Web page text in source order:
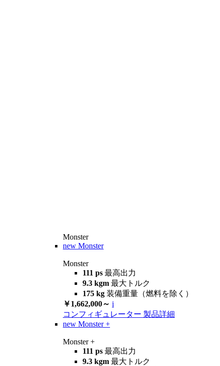
Monster
new Monster
Monster
111 ps 最高出力
9.3 kgm 最大トルク
175 kg 装備重量（燃料を除く）
￥1,662,000～ i
コンフィギュレーター 製品詳細
new Monster +
Monster +
111 ps 最高出力
9.3 kgm 最大トルク